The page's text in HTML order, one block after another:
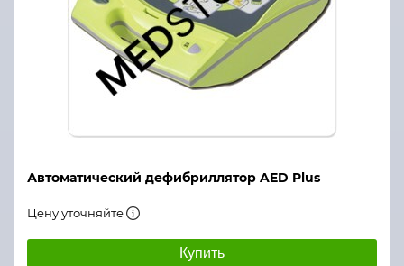
Автоматический дефибриллятор AED Plus
Цену уточняйте
Купить